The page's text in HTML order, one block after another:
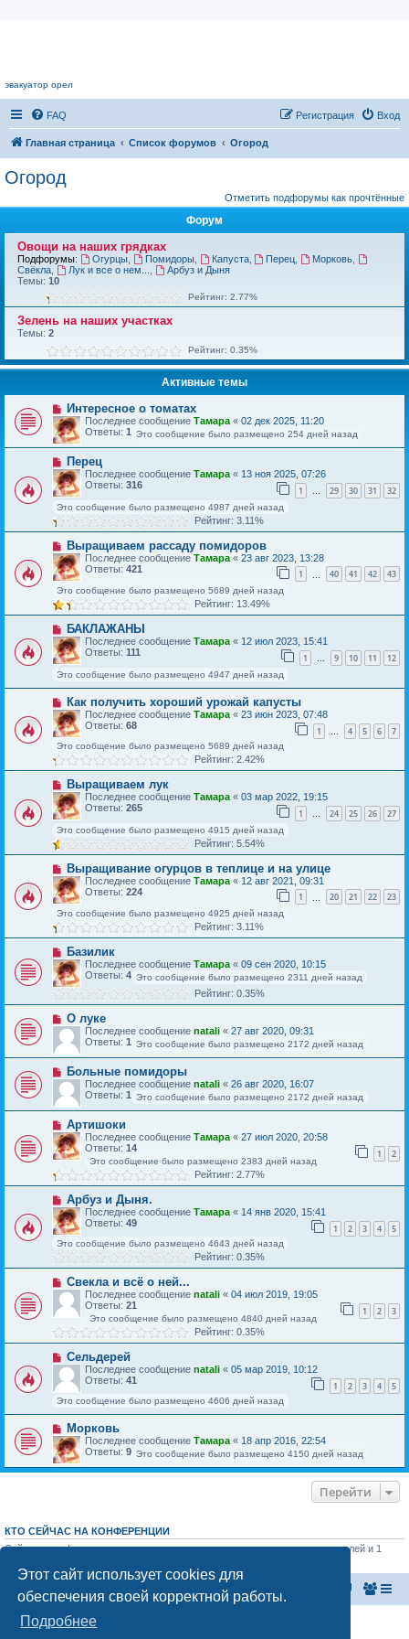
Этот сайт использует cookies для
обеспечения своей корректной работы.
Подробнее
эвакуатор орел
FAQ Вход
Регистрация
Главная страница Список форумов Огород
Огород
Отметить подфорумы как прочтённые
Форум
Овощи на наших грядках
Подфорумы: Огурцы, Помидоры, Капуста, Перец Морковь
Свёкла
Лук и все о нем...
Арбуз и Дыня
Темы: 10
Рейтинг: 2.77%
Зелень на наших участках
Темы: 2
Рейтинг: 0.35%
Активные темы
Интересное о томатах
Последнее сообщение Тамара « 02 дек 2025, 11:20
Ответы: 1 Это сообщение было размещено 254 дней назад
Перец
Последнее сообщение Тамара « 13 ноя 2025, 07:26
Ответы: 316 1 … 29 30 31 32
Это сообщение было размещено 4987 дней назад
Рейтинг: 3.11%
Выращиваем рассаду помидоров
Последнее сообщение Тамара « 23 авг 2023, 13:28
Ответы: 421 1 40 41 42 43
Это сообщение было размещено 5689 дней назад
Рейтинг: 13.49%
БАКЛАЖАНЫ
Последнее сообщение Тамара « 12 июл 2023, 15:41
Ответы: 111 1 … 9 10 11 12
Это сообщение было размещено 4947 дней назад
Как получить хороший урожай капусты
Последнее сообщение Тамара « 23 июн 2023, 07:48
Ответы: 68 1 … 4 5 6 7
Это сообщение было размещено 5689 дней назад
Рейтинг: 2.42%
Выращиваем лук
Последнее сообщение Тамара « 03 мар 2022, 19:15
Ответы: 265 1 … 24 25 26 27
Это сообщение было размещено 4915 дней назад
Рейтинг: 5.54%
Выращивание огурцов в теплице и на улице
Последнее сообщение Тамара « 12 авг 2021, 09:31
Ответы: 224 1 20 21 22 23
Это сообщение было размещено 4925 дней назад
Рейтинг: 3.11%
Базилик
Последнее сообщение Тамара « 09 сен 2020, 10:15
Ответы: 4 Это сообщение было размещено 2311 дней назад
Рейтинг: 0.35%
О луке
Последнее сообщение natali « 27 авг 2020, 09:31
Ответы: 1 Это сообщение было размещено 2172 дней назад
Больные помидоры
Последнее сообщение natali « 26 авг 2020, 16:07
Ответы: 1 Это сообщение было размещено 2172 дней назад
Артишоки
Последнее сообщение Тамара « 27 июл 2020, 20:58
Ответы: 14 1 2
Это сообщение было размещено 2383 дней назад
Рейтинг: 2.77%
Арбуз и Дыня.
Последнее сообщение Тамара « 14 янв 2020, 15:41
Ответы: 49 1 2 3 4 5
Это сообщение было размещено 4643 дней назад
Рейтинг: 0.35%
Свекла и всё о ней...
Последнее сообщение natali « 04 июл 2019, 19:05
Ответы: 21 1 2 3
Это сообщение было размещено 4840 дней назад
Рейтинг: 0.35%
Сельдерей
Последнее сообщение natali « 05 мар 2019, 10:12
Ответы: 41 1 2 3 4 5
Это сообщение было размещено 4606 дней назад
Морковь
Последнее сообщение Тамара « 18 апр 2016, 22:54
Ответы: 9 Это сообщение было размещено 4150 дней назад
Перейти
КТО СЕЙЧАС НА КОНФЕРЕНЦИИ
Сейчас этот форум просматривают: нет зарегистрированных пользователей и 1
Главная страница Список форумов